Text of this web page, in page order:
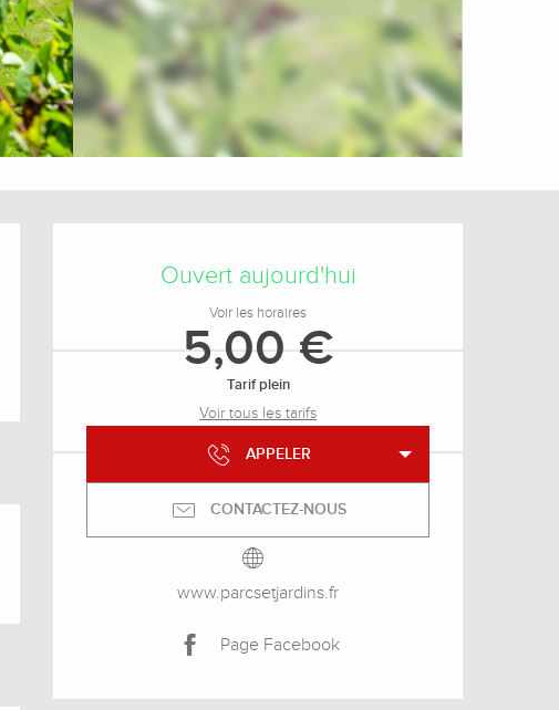
Ouverture et
Ouvert aujourd'hui
Voir les horaires
5,00 €
Tarif plein
Voir tous les tarifs
APPELER
CONTACTEZ-NOUS
www.parcsetjardins.fr
Page Facebook